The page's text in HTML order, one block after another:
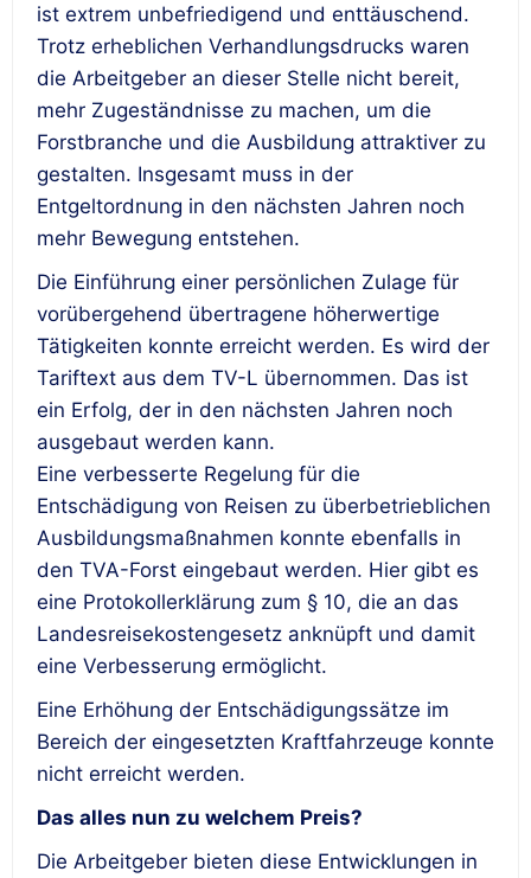
ist extrem unbefriedigend und enttäuschend.
Trotz erheblichen Verhandlungsdrucks waren
die Arbeitgeber an dieser Stelle nicht bereit,
mehr Zugeständnisse zu machen, um die
Forstbranche und die Ausbildung attraktiver zu
gestalten. Insgesamt muss in der
Entgeltordnung in den nächsten Jahren noch
mehr Bewegung entstehen.
Die Einführung einer persönlichen Zulage für
vorübergehend übertragene höherwertige
Tätigkeiten konnte erreicht werden. Es wird der
Tariftext aus dem TV-L übernommen. Das ist
ein Erfolg, der in den nächsten Jahren noch
ausgebaut werden kann.
Eine verbesserte Regelung für die
Entschädigung von Reisen zu überbetrieblichen
Ausbildungsmaßnahmen konnte ebenfalls in
den TVA-Forst eingebaut werden. Hier gibt es
eine Protokollerklärung zum § 10, die an das
Landesreisekostengesetz anknüpft und damit
eine Verbesserung ermöglicht.
Eine Erhöhung der Entschädigungssätze im
Bereich der eingesetzten Kraftfahrzeuge konnte
nicht erreicht werden.
Das alles nun zu welchem Preis?
Die Arbeitgeber bieten diese Entwicklungen in